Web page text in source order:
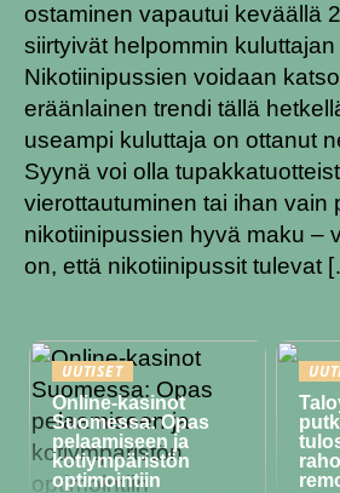
ostaminen vapautui keväällä
siirtyivät helpommin
Nikotiinipussien voidaan
eräänlainen trendi tällä
useampi kuluttaja on ottanut
Syynä voi olla
vierottautuminen tai ihan vain
nikotiinipussien hyvä maku –
on, että nikotiinipussit tulevat
UUTISET
Online-kasinot
Suomessa: Opas
pelaamiseen ja
kotiympäristön
optimointiin